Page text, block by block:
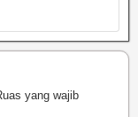
yang wajib